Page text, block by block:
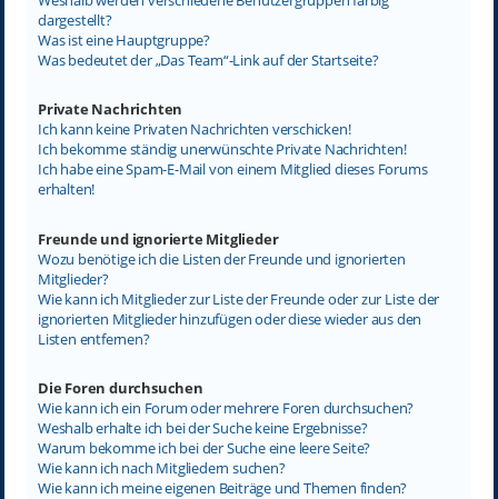
dargestellt?
Was ist eine Hauptgruppe?
Was bedeutet der „Das Team“-Link auf der Startseite?
Private Nachrichten
Ich kann keine Privaten Nachrichten verschicken!
Ich bekomme ständig unerwünschte Private Nachrichten!
Ich habe eine Spam-E-Mail von einem Mitglied dieses Forums
erhalten!
Freunde und ignorierte Mitglieder
Wozu benötige ich die Listen der Freunde und ignorierten
Mitglieder?
Wie kann ich Mitglieder zur Liste der Freunde oder zur Liste der
ignorierten Mitglieder hinzufügen oder diese wieder aus den
Listen entfernen?
Die Foren durchsuchen
Wie kann ich ein Forum oder mehrere Foren durchsuchen?
Weshalb erhalte ich bei der Suche keine Ergebnisse?
Warum bekomme ich bei der Suche eine leere Seite?
Wie kann ich nach Mitgliedern suchen?
Wie kann ich meine eigenen Beiträge und Themen finden?